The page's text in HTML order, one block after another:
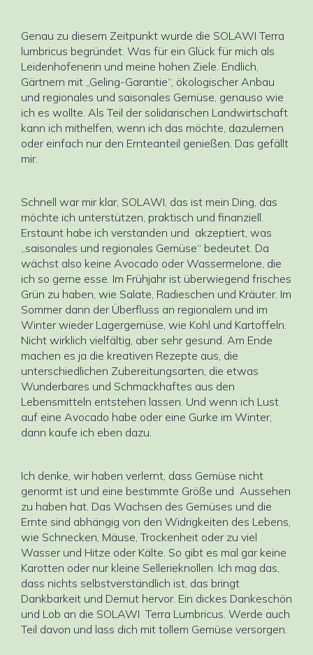
Genau zu diesem Zeitpunkt wurde die SOLAWI Terra
lumbricus begründet. Was für ein Glück für mich als
Leidenhofenerin und meine hohen Ziele. Endlich,
Gärtnern mit „Geling-Garantie“, ökologischer Anbau
und regionales und saisonales Gemüse, genauso wie
ich es wollte. Als Teil der solidarischen Landwirtschaft
kann ich mithelfen, wenn ich das möchte, dazulernen
oder einfach nur den Ernteanteil genießen. Das gefällt
mir.
Schnell war mir klar, SOLAWI, das ist mein Ding, das
möchte ich unterstützen, praktisch und finanziell.
Erstaunt habe ich verstanden und akzeptiert, was
„saisonales und regionales Gemüse“ bedeutet. Da
wächst also keine Avocado oder Wassermelone, die
ich so gerne esse. Im Frühjahr ist überwiegend frisches
Grün zu haben, wie Salate, Radieschen und Kräuter. Im
Sommer dann der Überfluss an regionalem und im
Winter wieder Lagergemüse, wie Kohl und Kartoffeln.
Nicht wirklich vielfältig, aber sehr gesund. Am Ende
machen es ja die kreativen Rezepte aus, die
unterschiedlichen Zubereitungsarten, die etwas
Wunderbares und Schmackhaftes aus den
Lebensmitteln entstehen lassen. Und wenn ich Lust
auf eine Avocado habe oder eine Gurke im Winter,
dann kaufe ich eben dazu.
Ich denke, wir haben verlernt, dass Gemüse nicht
genormt ist und eine bestimmte Größe und Aussehen
zu haben hat. Das Wachsen des Gemüses und die
Ernte sind abhängig von den Widrigkeiten des Lebens,
wie Schnecken, Mäuse, Trockenheit oder zu viel
Wasser und Hitze oder Kälte. So gibt es mal gar keine
Karotten oder nur kleine Sellerieknollen. Ich mag das,
dass nichts selbstverständlich ist, das bringt
Dankbarkeit und Demut hervor. Ein dickes Dankeschön
und Lob an die SOLAWI Terra Lumbricus. Werde auch
Teil davon und lass dich mit tollem Gemüse versorgen.